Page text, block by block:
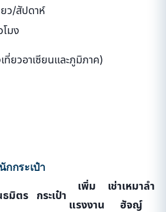
ว/สัปดาห์
มง
ที่ยวอาเซียนและภูมิภาค)
กระเป๋า
มิตร กระเป๋า
เพิ่ม
แรงงาน
เช่าเหมาลำ
ฮัจญ์